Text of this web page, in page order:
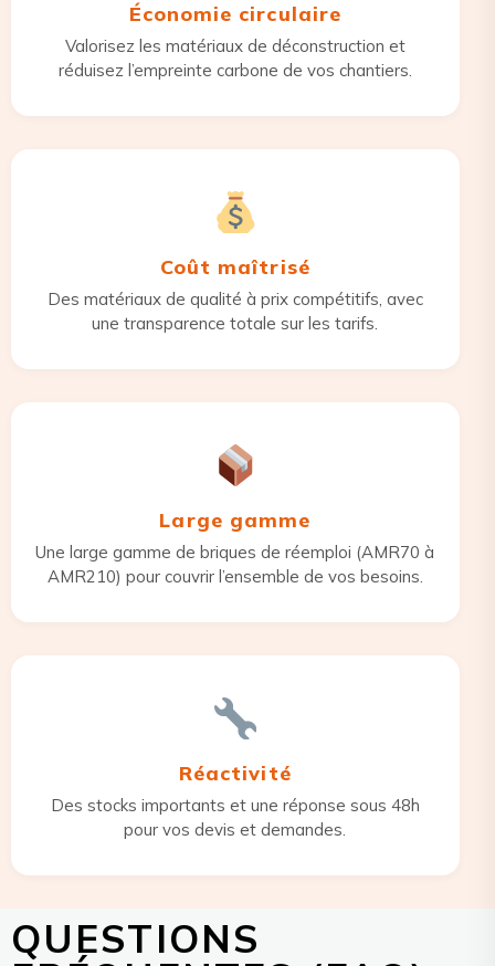
Économie circulaire
Valorisez les matériaux de déconstruction et
réduisez l’empreinte carbone de vos chantiers.
Coût maîtrisé
Des matériaux de qualité à prix compétitifs, avec
une transparence totale sur les tarifs.
Large gamme
Une large gamme de briques de réemploi (AMR70 à
AMR210) pour couvrir l’ensemble de vos besoins.
Réactivité
Des stocks importants et une réponse sous 48h
pour vos devis et demandes.
QUESTIONS